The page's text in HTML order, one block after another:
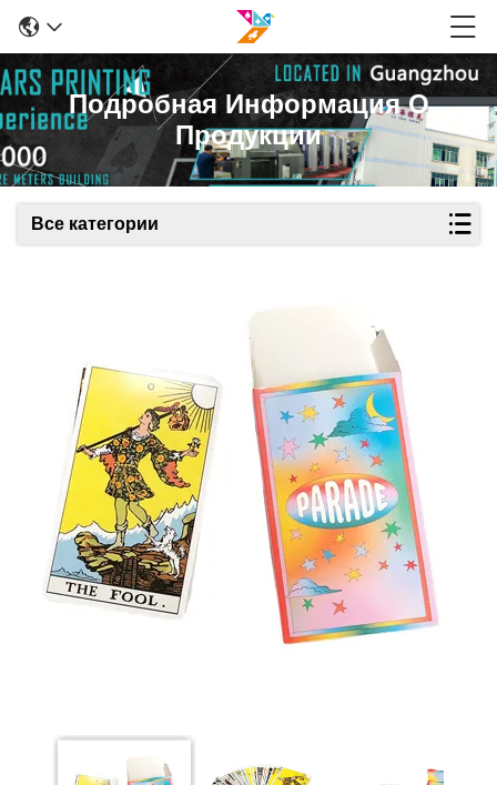
Подробная Информация О
Продукции
Все категории